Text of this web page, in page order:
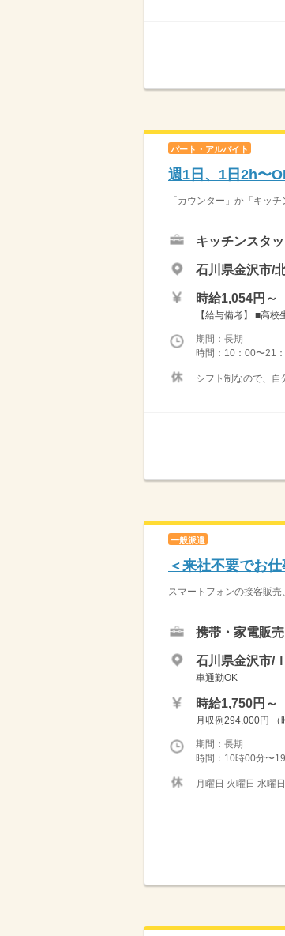
パート・アルバイト
週1日、1日2h〜
「カウンター」か「キッ
キッチンスタ
石川県金沢市/
時給1,054円～
【給与備考】 ■高
期間：長期
時間：10：00〜21
シフト制なので、自
一般派遣
＜来社不要でお
スマートフォンの接客販
携帯・家電販売
石川県金沢市/
車通勤OK
時給1,750円～
月収例294,000円
期間：長期
時間：10時00分〜
月曜日 火曜日 水曜